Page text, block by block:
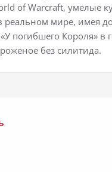
of Warcraft, умелые
мире, имея
погибшего Короля»
без силитида.